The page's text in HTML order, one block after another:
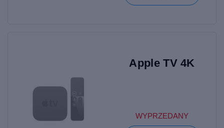
Vision, obsługa przestrzennego dźwięku obiektowego w
Apple TV 4K (2nd Gen) Apple TV 4K
Apple TV 4K
WYPRZEDANY